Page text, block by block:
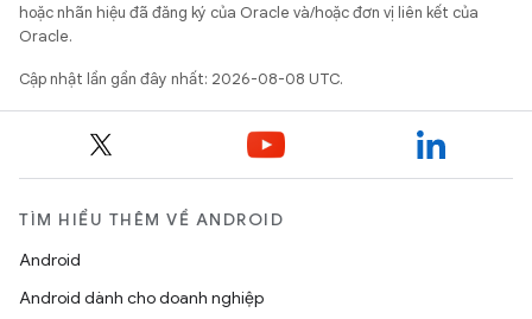
hoặc nhãn hiệu đã đăng ký của Oracle và/hoặc đơn vị liên kết của
Oracle.
Cập nhật lần gần đây nhất: 2026-08-08 UTC.
TÌM HIỂU THÊM VỀ ANDROID
Android
Android dành cho doanh nghiệp